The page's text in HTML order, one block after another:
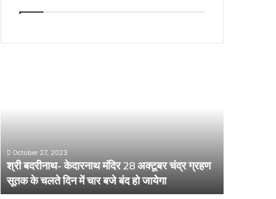
ग्रहण
सूतक
के
चलते
October 27, 2023
श्री बदरीनाथ- केदारनाथ मंदिर 28 अक्टूबर चंद्र ग्रहण
सूतक के चलते दिन में चार बजे बंद हो जायेगा